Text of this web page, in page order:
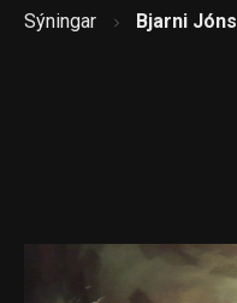
Sýningar Bjarni